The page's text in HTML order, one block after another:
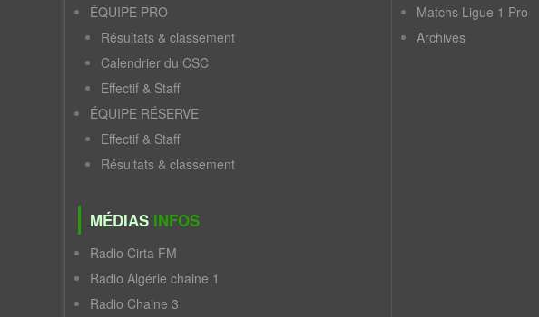
ÉQUIPE PRO
Résultats & classement
Calendrier du CSC
Effectif & Staff
ÉQUIPE RÉSERVE
Effectif & Staff
Résultats & classement
MÉDIAS INFOS
Radio Cirta FM
Radio Algérie chaine 1
Radio Chaine 3
Matchs Ligue 1 Pro
Archives